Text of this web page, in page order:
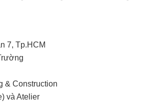
7, Tp.HCM
& Construction
và Atelier